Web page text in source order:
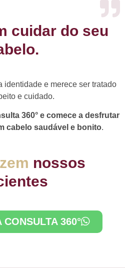
cuidar do seu
identidade e merece ser tratado
e cuidado.
360° e comece a desfrutar
cabelo saudável e bonito.
nossos
360°